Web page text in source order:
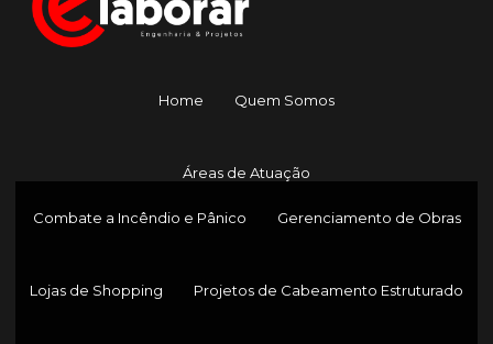
Home Quem Somos
Áreas de Atuação
Combate a Incêndio e Pânico Gerenciamento de Obras
Lojas de Shopping Projetos de Cabeamento Estruturado